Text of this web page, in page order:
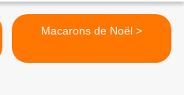
Macarons de Noël >